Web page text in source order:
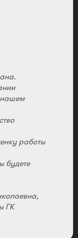
нашем
работы
будете
ГК